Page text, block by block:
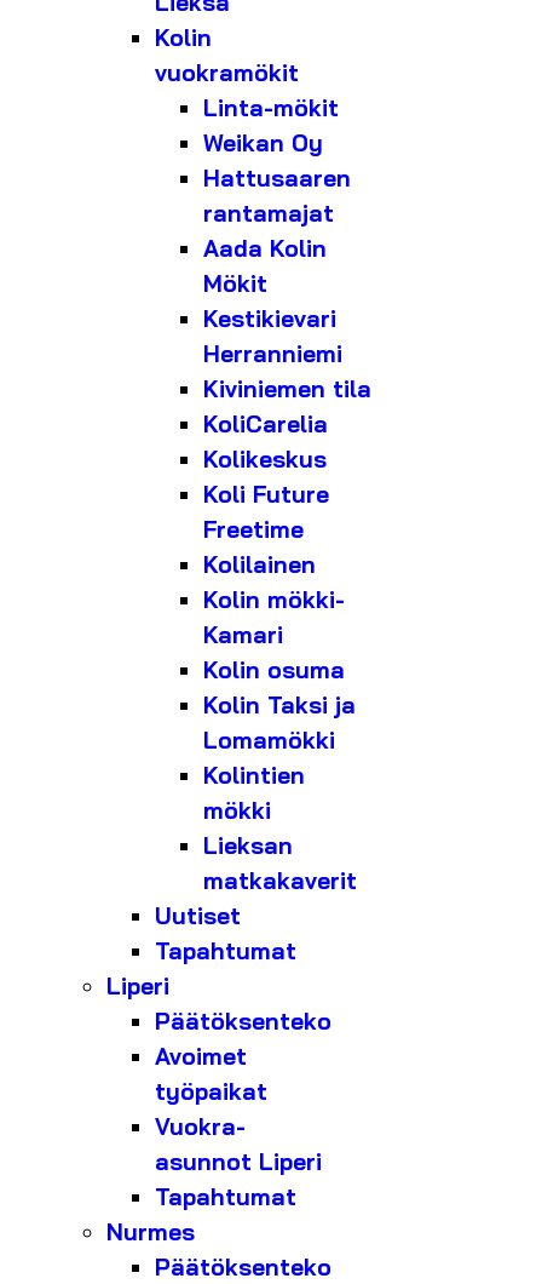
Kolin
vuokramökit
Linta-mökit
Weikan Oy
Hattusaaren
rantamajat
Aada Kolin
Mökit
Kestikievari
Herranniemi
Kiviniemen tila
KoliCarelia
Kolikeskus
Koli Future
Freetime
Kolilainen
Kolin mökki-
Kamari
Kolin osuma
Kolin Taksi ja
Lomamökki
Kolintien
mökki
Lieksan
matkakaverit
Uutiset
Tapahtumat
Liperi
Päätöksenteko
Avoimet
työpaikat
Vuokra-
asunnot Liperi
Tapahtumat
Nurmes
Päätöksenteko